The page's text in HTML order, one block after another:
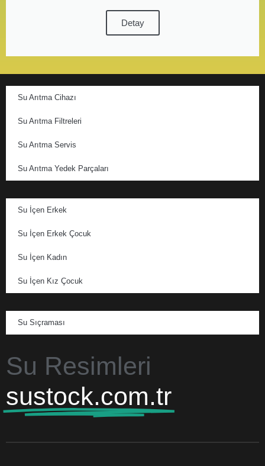
Detay
Su Arıtma Cihazı
Su Arıtma Filtreleri
Su Arıtma Servis
Su Arıtma Yedek Parçaları
Su İçen Erkek
Su İçen Erkek Çocuk
Su İçen Kadın
Su İçen Kız Çocuk
Su Sıçraması
Su Resimleri
sustock.com.tr